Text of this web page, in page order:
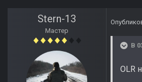
Stern-13
Мастер
В
OLR